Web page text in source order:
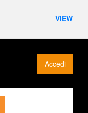
VIEW
Accedi